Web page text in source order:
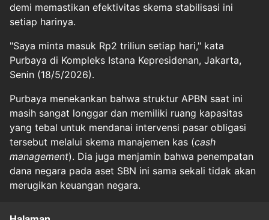
demi memastikan efektivitas skema stabilisasi ini
setiap harinya.
"Saya minta masuk Rp2 triliun setiap hari," kata
Purbaya di Kompleks Istana Kepresidenan, Jakarta,
Senin (18/5/2026).
Purbaya menekankan bahwa struktur APBN saat ini
masih sangat longgar dan memiliki ruang kapasitas
yang tebal untuk mendanai intervensi pasar obligasi
tersebut melalui skema manajemen kas (cash
management). Dia juga menjamin bahwa penempatan
dana negara pada aset SBN ini sama sekali tidak akan
merugikan keuangan negara.